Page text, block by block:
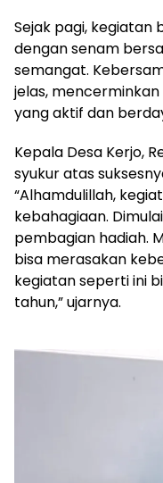
Sejak pagi, kegiatan
dengan senam
semangat.
jelas,
yang aktif dan
Kepala Desa Kerjo,
syukur atas
“Alhamdulillah,
kebahagiaan.
pembagian hadiah.
bisa merasakan
kegiatan seperti ini
tahun,” ujarnya.